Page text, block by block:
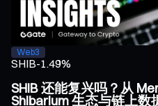
Web3
SHIB-1.49%
SHIB 还能复兴吗？从
Shibarium 生态与链上数